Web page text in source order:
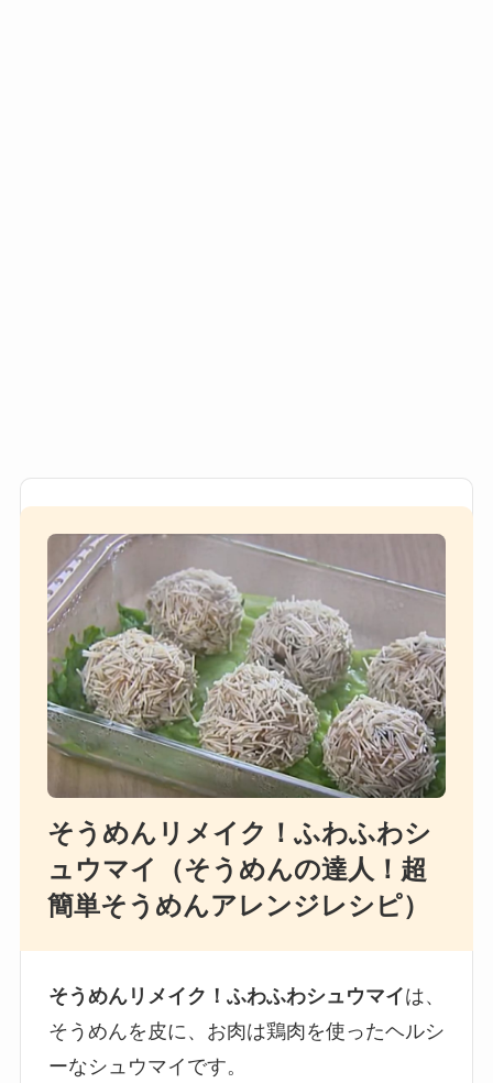
そうめんリメイク！ふわふわシ
ュウマイ（そうめんの達人！超
簡単そうめんアレンジレシピ）
そうめんリメイク！ふわふわシュウマイは、
そうめんを皮に、お肉は鶏肉を使ったヘルシ
ーなシュウマイです。